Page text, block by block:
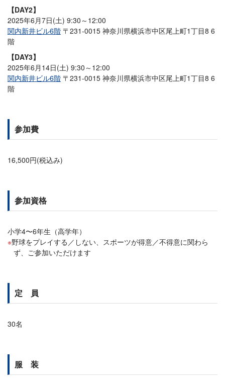
【DAY2】
2025年6月7日(土) 9:30～12:00
関内新井ビル6階 〒231-0015 神奈川県横浜市中区尾上町1丁目8 6
階
【DAY3】
2025年6月14日(土) 9:30～12:00
関内新井ビル6階 〒231-0015 神奈川県横浜市中区尾上町1丁目8 6
階
参加費
16,500円(税込み)
参加資格
小学4〜6年生（高学年）
野球をプレイする／しない、スポーツが得意／不得意に関わら
ず、ご参加いただけます
定 員
30名
服 装